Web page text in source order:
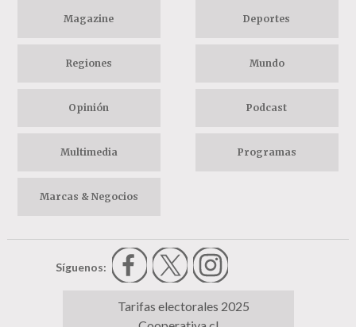
Magazine Deportes
Regiones Mundo
Opinión Podcast
Multimedia Programas
Marcas & Negocios
Síguenos:
Tarifas electorales 2025